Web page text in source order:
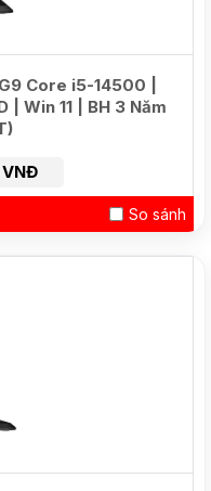
Core i5-14500 |
| Win 11 | BH 3 Năm
So sánh